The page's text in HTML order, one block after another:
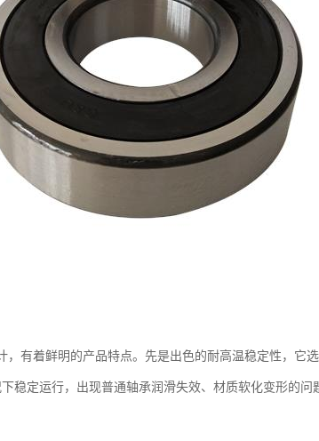
，有着鲜明的产品特点。先是出色的耐高温稳定性，它
稳定运行，出现普通轴承润滑失效、材质软化变形的问